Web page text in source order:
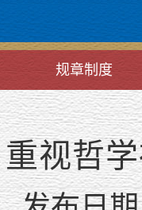
规章制度
重视哲